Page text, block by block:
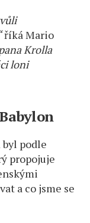
říká Mario
Krolla
loni
podle
propojuje
a co jsme se